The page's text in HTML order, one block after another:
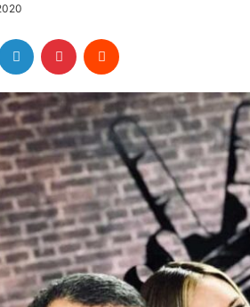
LinkedIn Pinterest